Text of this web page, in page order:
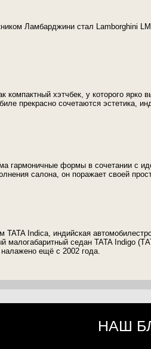
Ламбарджини стал Lamborghini
компактный хэтчбек, у которого ярко
прекрасно сочетаются эстетика,
гармоничные формы в сочетании с
салона, он поражает своей
TATA Indica, индийская
малогабаритный седан TATA Indigo
ещё с 2002 года.
НАШ